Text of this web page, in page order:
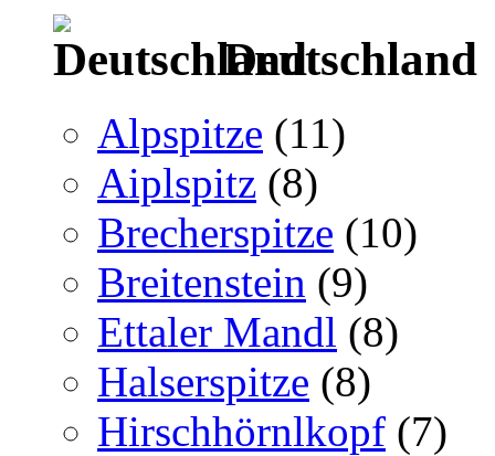
Deutschland
Alpspitze (11)
Aiplspitz (8)
Brecherspitze (10)
Breitenstein (9)
Ettaler Mandl (8)
Halserspitze (8)
Hirschhörnlkopf (7)